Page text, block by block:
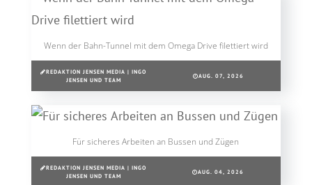
Wenn der Bahn-Tunnel mit dem Omega Drive filettiert wird
REDAKTION JENSEN MEDIA | INGO
JENSEN UND TEAM
AUG. 07, 2026
Für sicheres Arbeiten an Bussen und Zügen
REDAKTION JENSEN MEDIA | INGO
JENSEN UND TEAM
AUG. 04, 2026